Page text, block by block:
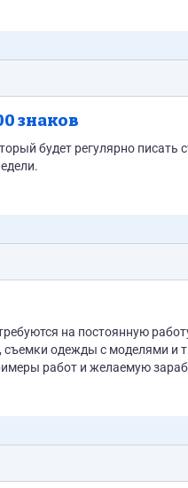
знаков
будет регулярно писать
недели.
на постоянную
одежды с моделями и
работ и желаемую